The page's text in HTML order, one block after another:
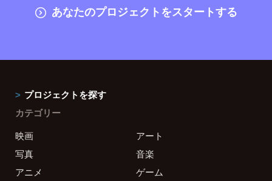
あなたのプロジェクトをスタートする
プロジェクトを探す
カテゴリー
映画
アート
写真
音楽
アニメ
ゲーム